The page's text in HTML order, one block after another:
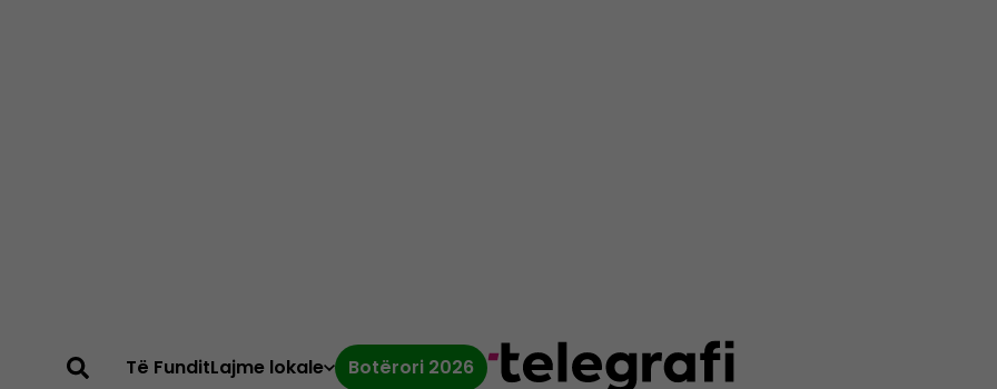
Të FunditLajme lokale Botërori 2026